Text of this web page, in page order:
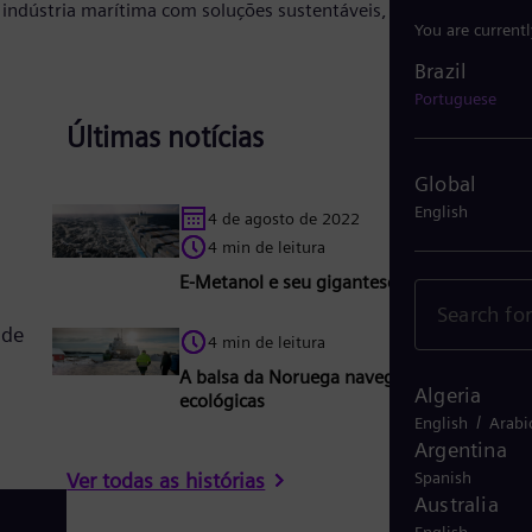
You are
Brazil
Portuguese
Global
English
Algeria
English /
Argentina
Spanish
Australia
Últimas notícias
4 de agosto de 2022
4 min de leitura
E-Metanol e seu gigantesco passo à frente
4 min de leitura
A balsa da Noruega navegando em ondas
ecológicas
Ver todas as histórias